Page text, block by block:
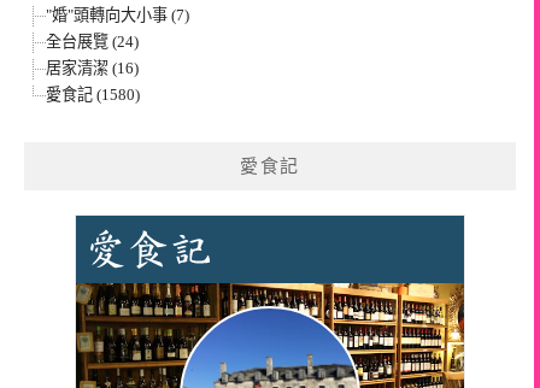
"婚"頭轉向大小事 (7)
全台展覽 (24)
居家清潔 (16)
愛食記 (1580)
愛食記